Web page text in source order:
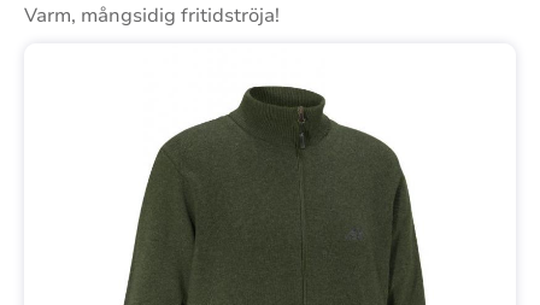
Varm, mångsidig fritidströja!